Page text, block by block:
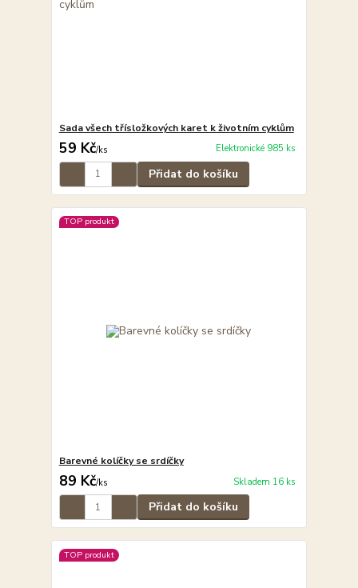
Sada všech třísložkových karet k životním cyklům
59 Kč/ks Elektronické 985 ks
Přidat do košíku
TOP produkt
Barevné kolíčky se srdíčky
89 Kč/ks Skladem 16 ks
Přidat do košíku
TOP produkt